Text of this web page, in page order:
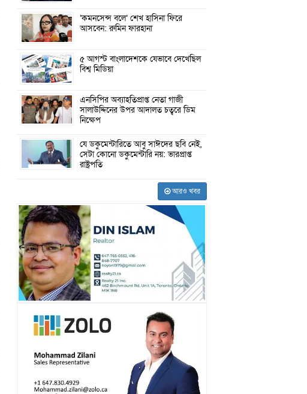
‘কমনসেন্স বলে’ শেখ হাসিনা ফিরে
আসবেন: রুমিন ফারহানা
৫ আগস্ট বাংলাদেশকে যেভাবে দেখেছিল
বিশ্ব মিডিয়া
এনসিপির অব্যাহতিপ্রাপ্ত নেতা গাজী
সালাউদ্দিনের উপর আদালত চত্বরে ডিম
নিক্ষেপ
যে ডকুমেন্টারিতে আবু সাঈদের ছবি নেই,
সেটা কোনো ডকুমেন্টারি নয়: ভারপ্রাপ্ত
রাষ্ট্রপতি
আরও খবর